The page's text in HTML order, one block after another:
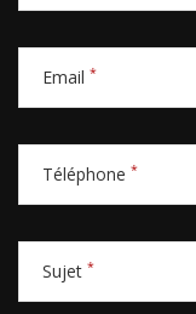
Email *
Téléphone *
Sujet *